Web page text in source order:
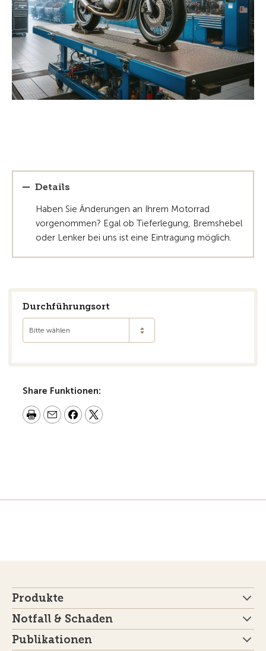
Details
Haben Sie Änderungen an Ihrem Motorrad
vorgenommen? Egal ob Tieferlegung, Bremshebel
oder Lenker bei uns ist eine Eintragung möglich.
Durchführungsort
Bitte wählen
Share Funktionen:
Produkte
Notfall & Schaden
Publikationen